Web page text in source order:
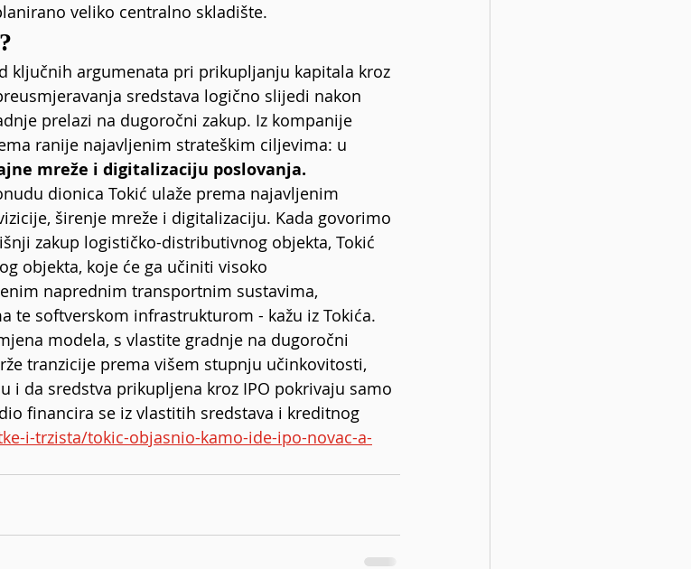
veliko centralno skladište.
ključnih argumenata pri prikupljanju kapitala kroz
sredstava logično slijedi nakon
prelazi na dugoročni zakup. Iz kompanije
ranije najavljenim strateškim ciljevima: u
mreže i digitalizaciju poslovanja.
dionica Tokić ulaže prema najavljenim
širenje mreže i digitalizaciju. Kada govorimo
zakup logističko-distributivnog objekta, Tokić
objekta, koje će ga učiniti visoko
naprednim transportnim sustavima,
softverskom infrastrukturom - kažu iz Tokića.
modela, s vlastite gradnje na dugoročni
tranzicije prema višem stupnju učinkovitosti,
i da sredstva prikupljena kroz IPO pokrivaju samo
financira se iz vlastitih sredstava i kreditnog
i-trzista/tokic-objasnio-kamo-ide-ipo-novac-a-